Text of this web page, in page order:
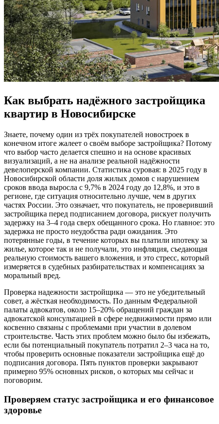
Как выбрать надёжного застройщика
квартир в Новосибирске
Знаете, почему один из трёх покупателей новостроек в
конечном итоге жалеет о своём выборе застройщика? Потому
что выбор часто делается спешно и на основе красивых
визуализаций, а не на анализе реальной надёжности
девелоперской компании. Статистика суровая: в 2025 году в
Новосибирской области доля жилых домов с нарушением
сроков ввода выросла с 9,7% в 2024 году до 12,8%, и это в
регионе, где ситуация относительно лучше, чем в других
частях России. Это означает, что покупатель, не проверивший
застройщика перед подписанием договора, рискует получить
задержку на 3–4 года сверх обещанного срока. Но главное: это
задержка не просто неудобства ради ожидания. Это
потерянные годы, в течение которых вы платили ипотеку за
жилье, которое так и не получали, это инфляция, съедающая
реальную стоимость вашего вложения, и это стресс, который
измеряется в судебных разбирательствах и компенсациях за
моральный вред.
Проверка надежности застройщика — это не убедительный
совет, а жёсткая необходимость. По данным Федеральной
палаты адвокатов, около 15–20% обращений граждан за
адвокатской консультацией в сфере недвижимости прямо или
косвенно связаны с проблемами при участии в долевом
строительстве. Часть этих проблем можно было бы избежать,
если бы потенциальный покупатель потратил 2–3 часа на то,
чтобы проверить основные показатели застройщика ещё до
подписания договора. Пять пунктов проверки закрывают
примерно 95% основных рисков, о которых мы сейчас и
поговорим.
Проверяем статус застройщика и его финансовое
здоровье